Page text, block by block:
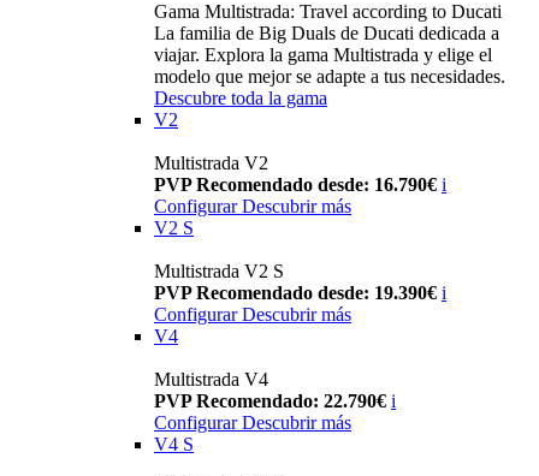
Gama Multistrada: Travel according to Ducati
La familia de Big Duals de Ducati dedicada a
viajar. Explora la gama Multistrada y elige el
modelo que mejor se adapte a tus necesidades.
Descubre toda la gama
V2
Multistrada V2
PVP Recomendado desde: 16.790€ i
Configurar Descubrir más
V2 S
Multistrada V2 S
PVP Recomendado desde: 19.390€ i
Configurar Descubrir más
V4
Multistrada V4
PVP Recomendado: 22.790€ i
Configurar Descubrir más
V4 S